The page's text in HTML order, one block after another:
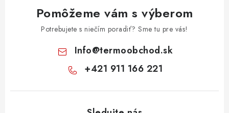
Pomôžeme vám s výberom
Potrebujete s niečím poradiť? Sme tu pre vás!
Info@termoobchod.sk
+421 911 166 221